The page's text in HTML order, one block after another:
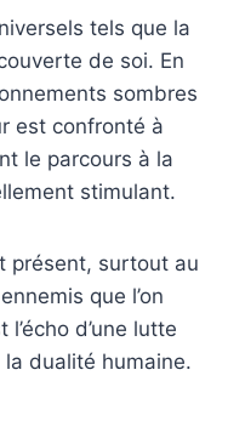
tels que la
de soi. En
sombres
est confronté à
le parcours à la
stimulant.
présent, surtout au
que l’on
d’une lutte
dualité humaine.